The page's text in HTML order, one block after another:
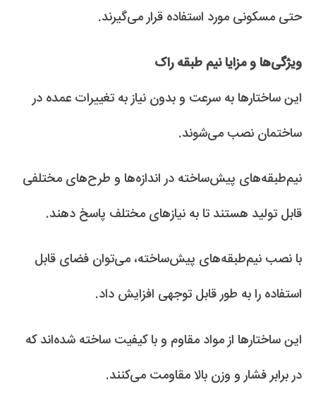
حتی مسکونی مورد استفاده قرار می‌گیرند.
ویژگی‌ها و مزایا نیم طبقه راک
این ساختارها به سرعت و بدون نیاز به تغییرات عمده در
ساختمان نصب می‌شوند.
نیم‌طبقه‌های پیش‌ساخته در اندازه‌ها و طرح‌های مختلفی
قابل تولید هستند تا به نیازهای مختلف پاسخ دهند.
با نصب نیم‌طبقه‌های پیش‌ساخته، می‌توان فضای قابل
استفاده را به طور قابل توجهی افزایش داد.
این ساختارها از مواد مقاوم و با کیفیت ساخته شده‌اند که
در برابر فشار و وزن بالا مقاومت می‌کنند.